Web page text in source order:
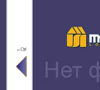
←Ctrl